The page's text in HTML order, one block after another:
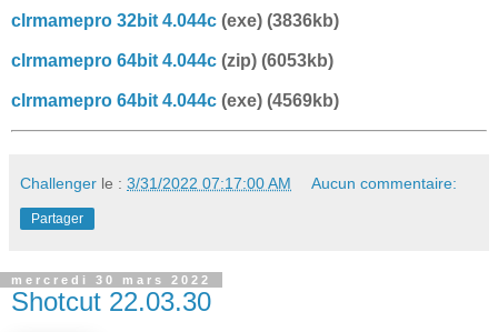
clrmamepro 32bit 4.044c (exe) (3836kb)
clrmamepro 64bit 4.044c (zip) (6053kb)
clrmamepro 64bit 4.044c (exe) (4569kb)
Challenger le : 3/31/2022 07:17:00 AM Aucun commentaire:
Partager
mercredi 30 mars 2022
Shotcut 22.03.30